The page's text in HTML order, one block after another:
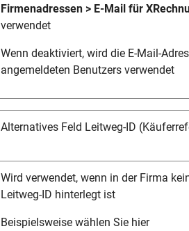
Firmenadressen > E-Mail für
verwendet
Wenn deaktiviert, wird die E-Mail-
angemeldeten Benutzers verwendet
Alternatives Feld Leitweg-ID
Wird verwendet, wenn in der Firma
Leitweg-ID hinterlegt ist
Beispielsweise wählen Sie hier